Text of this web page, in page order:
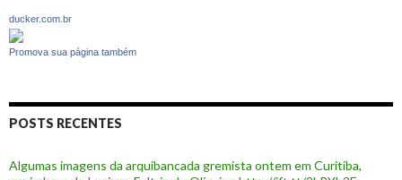
ducker.com.br
Promova sua página também
POSTS RECENTES
Algumas imagens da arquibancada gremista ontem em Curitiba,